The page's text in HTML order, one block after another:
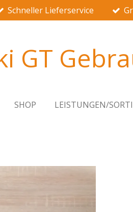
Schneller Lieferservice
GT
SHOP LEISTUNGEN/